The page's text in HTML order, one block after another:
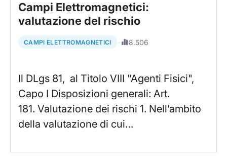
Campi Elettromagnetici:
valutazione del rischio
CAMPI ELETTROMAGNETICI · 8.506
Il DLgs 81, al Titolo VIII "Agenti Fisici",
Capo I Disposizioni generali: Art.
181. Valutazione dei rischi 1. Nell’ambito
della valutazione di cui…